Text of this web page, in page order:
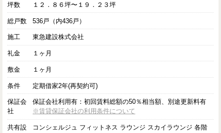
坪数 １２．８６坪〜１９．２３坪
総戸数 536戸（内436戸）
施工 東急建設株式会社
礼金 １ヶ月
敷金 １ヶ月
条件 定期借家2年(再契約可)
保証会
社
保証会社利用有：初回賃料総額の50％相当額、別途更新料有
※賃貸保証会社の利用条件について
共有設 コンシェルジュ フィットネス ラウンジ スカイラウンジ 各階